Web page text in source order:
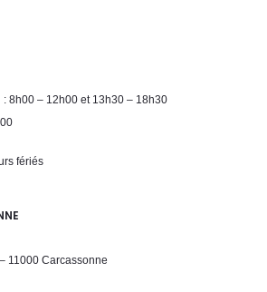
8h00 – 12h00 et 13h30 – 18h30
fériés
11000 Carcassonne